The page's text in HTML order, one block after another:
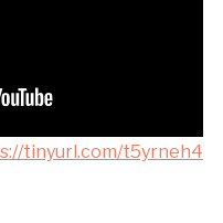
tinyurl.com/t5yrneh4